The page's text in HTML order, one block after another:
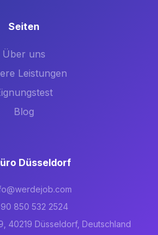
Seiten
Über uns
Leistungen
Blog
Düsseldorf
850 532 2524
40219 Düsseldorf, Deutschland